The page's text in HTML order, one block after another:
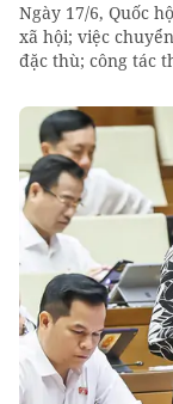
Ngày 17/6, Quốc
xã hội; việc
đặc thù; công tác